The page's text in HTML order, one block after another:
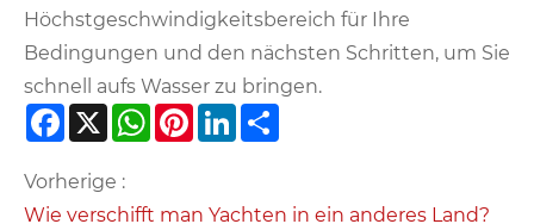
Höchstgeschwindigkeitsbereich für Ihre
Bedingungen und den nächsten Schritten, um Sie
schnell aufs Wasser zu bringen.
Facebook
X WhatsApp
PinterestLinkedIn
Vorherige :
Wie verschifft man Yachten in ein anderes Land?